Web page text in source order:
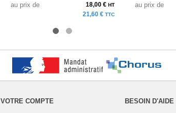
au prix de 18,00 € HT
21,60 € TTC
au prix de
VOTRE COMPTE BESOIN D'AIDE